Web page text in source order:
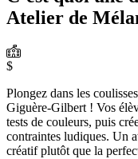
Atelier de
$
Plongez dans les
Giguère-Gilbert ! Vos
tests de couleurs, puis
contraintes ludiques. Un
créatif plutôt que la